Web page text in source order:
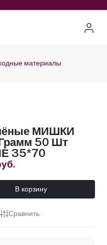
материалы
МИШКИ
50 Шт
35*70
В корзину
Сравнить